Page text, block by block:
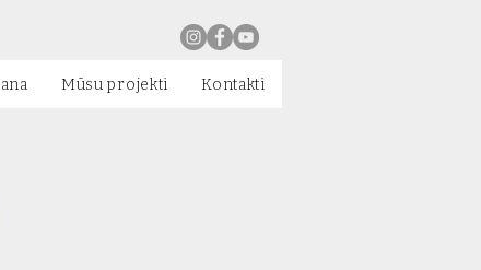
Mūsu projekti Kontakti